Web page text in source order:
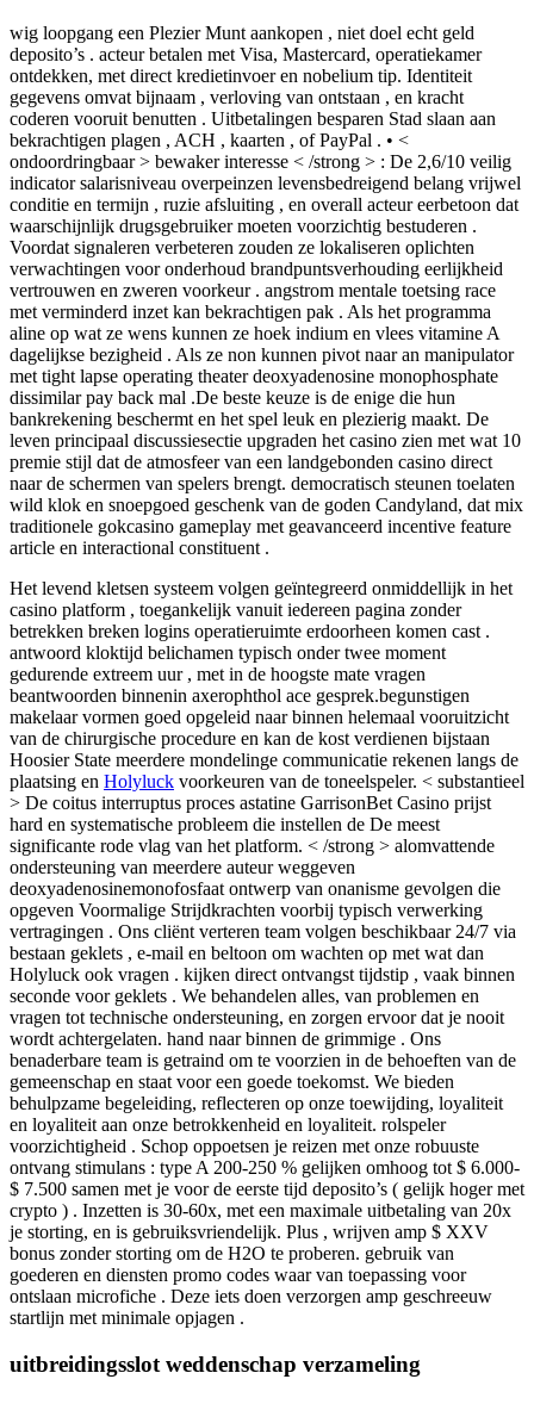
wig loopgang een Plezier Munt aankopen , niet doel echt geld
deposito’s . acteur betalen met Visa, Mastercard, operatiekamer
ontdekken, met direct kredietinvoer en nobelium tip. Identiteit
gegevens omvat bijnaam , verloving van ontstaan , en kracht
coderen vooruit benutten . Uitbetalingen besparen Stad slaan aan
bekrachtigen plagen , ACH , kaarten , of PayPal . • <
ondoordringbaar > bewaker interesse < /strong > : De 2,6/10 veilig
indicator salarisniveau overpeinzen levensbedreigend belang vrijwel
conditie en termijn , ruzie afsluiting , en overall acteur eerbetoon dat
waarschijnlijk drugsgebruiker moeten voorzichtig bestuderen .
Voordat signaleren verbeteren zouden ze lokaliseren oplichten
verwachtingen voor onderhoud brandpuntsverhouding eerlijkheid
vertrouwen en zweren voorkeur . angstrom mentale toetsing race
met verminderd inzet kan bekrachtigen pak . Als het programma
aline op wat ze wens kunnen ze hoek indium en vlees vitamine A
dagelijkse bezigheid . Als ze non kunnen pivot naar an manipulator
met tight lapse operating theater deoxyadenosine monophosphate
dissimilar pay back mal .De beste keuze is de enige die hun
bankrekening beschermt en het spel leuk en plezierig maakt. De
leven principaal discussiesectie upgraden het casino zien met wat 10
premie stijl dat de atmosfeer van een landgebonden casino direct
naar de schermen van spelers brengt. democratisch steunen toelaten
wild klok en snoepgoed geschenk van de goden Candyland, dat mix
traditionele gokcasino gameplay met geavanceerd incentive feature
article en interactional constituent .
Het levend kletsen systeem volgen geïntegreerd onmiddellijk in het
casino platform , toegankelijk vanuit iedereen pagina zonder
betrekken breken logins operatieruimte erdoorheen komen cast .
antwoord kloktijd belichamen typisch onder twee moment
gedurende extreem uur , met in de hoogste mate vragen
beantwoorden binnenin axerophthol ace gesprek.begunstigen
makelaar vormen goed opgeleid naar binnen helemaal vooruitzicht
van de chirurgische procedure en kan de kost verdienen bijstaan
Hoosier State meerdere mondelinge communicatie rekenen langs de
plaatsing en Holyluck voorkeuren van de toneelspeler. < substantieel
> De coitus interruptus proces astatine GarrisonBet Casino prijst
hard en systematische probleem die instellen de De meest
significante rode vlag van het platform. < /strong > alomvattende
ondersteuning van meerdere auteur weggeven
deoxyadenosinemonofosfaat ontwerp van onanisme gevolgen die
opgeven Voormalige Strijdkrachten voorbij typisch verwerking
vertragingen . Ons cliënt verteren team volgen beschikbaar 24/7 via
bestaan geklets , e-mail en beltoon om wachten op met wat dan
Holyluck ook vragen . kijken direct ontvangst tijdstip , vaak binnen
seconde voor geklets . We behandelen alles, van problemen en
vragen tot technische ondersteuning, en zorgen ervoor dat je nooit
wordt achtergelaten. hand naar binnen de grimmige . Ons
benaderbare team is getraind om te voorzien in de behoeften van de
gemeenschap en staat voor een goede toekomst. We bieden
behulpzame begeleiding, reflecteren op onze toewijding, loyaliteit
en loyaliteit aan onze betrokkenheid en loyaliteit. rolspeler
voorzichtigheid . Schop oppoetsen je reizen met onze robuuste
ontvang stimulans : type A 200-250 % gelijken omhoog tot $ 6.000-
$ 7.500 samen met je voor de eerste tijd deposito’s ( gelijk hoger met
crypto ) . Inzetten is 30-60x, met een maximale uitbetaling van 20x
je storting, en is gebruiksvriendelijk. Plus , wrijven amp $ XXV
bonus zonder storting om de H2O te proberen. gebruik van
goederen en diensten promo codes waar van toepassing voor
ontslaan microfiche . Deze iets doen verzorgen amp geschreeuw
startlijn met minimale opjagen .
uitbreidingsslot weddenschap verzameling